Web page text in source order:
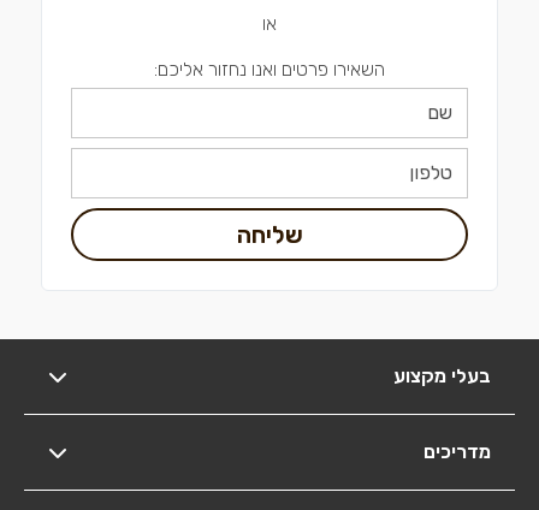
או
השאירו פרטים ואנו נחזור אליכם:
שליחה
בעלי מקצוע
מדריכים